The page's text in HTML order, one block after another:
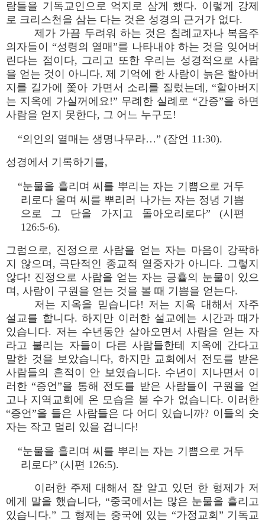
람들을 기독교인으로 억지로 삼게 했다. 이렇게 강제
로 크리스천을 삼는 다는 것은 성경의 근거가 없다.
제가 가끔 두려워 하는 것은 침례교자나 복음주
의자들이 “성령의 열매”를 나타내야 하는 것을 잊어버
린다는 점이다, 그리고 또한 우리는 성경적으로 사람
을 얻는 것이 아니다. 제 기억에 한 사람이 늙은 할아버
지를 길가에 쫓아 가면서 소리를 질렀는데, “할아버지
는 지옥에 가실꺼에요!” 무례한 실례로 “간증”을 하면
사람을 얻지 못한다, 그 어느 누구도!
“의인의 열매는 생명나무라…” (잠언 11:30).
성경에서 기록하기를,
“눈물을 흘리며 씨를 뿌리는 자는 기쁨으로 거두
리로다 울며 씨를 뿌리러 나가는 자는 정녕 기쁨
으로 그 단을 가지고 돌아오리로다” (시편
126:5-6).
그럼으로, 진정으로 사람을 얻는 자는 마음이 강팍하
지 않으며, 극단적인 종교적 열중자가 아니다. 그렇지
않다! 진정으로 사람을 얻는 자는 긍휼의 눈물이 있으
며, 사람이 구원을 얻는 것을 볼 때 기쁨을 얻는다.
저는 지옥을 믿습니다! 저는 지옥 대해서 자주
설교를 합니다. 하지만 이러한 설교에는 시간과 때가
있습니다. 저는 수년동안 살아오면서 사람을 얻는 자
라고 불리는 자들이 다른 사람들한테 지옥에 간다고
말한 것을 보았습니다, 하지만 교회에서 전도를 받은
사람들의 흔적이 안 보였습니다. 수년이 지나면서 이
러한 “증언”을 통해 전도를 받은 사람들이 구원을 얻
고나 지역교회에 온 모습을 볼 수가 없습니다. 이러한
“증언”을 들은 사람들은 다 어디 있습니까? 이들의 숫
자는 작고 멀리 있을 겁니다!
“눈물을 흘리며 씨를 뿌리는 자는 기쁨으로 거두
리로다” (시편 126:5).
이러한 주제 대해서 잘 알고 있던 한 형제가 저
에게 말을 했습니다, “중국에서는 많은 눈물을 흘리고
있습니다.” 그 형제는 중국에 있는 “가정교회” 기독교